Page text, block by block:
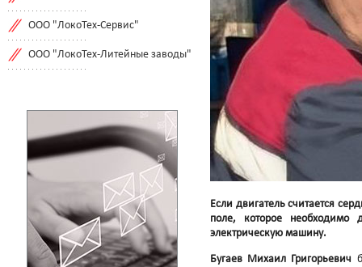
ООО "ЛокоТех-Сервис"
ООО "ЛокоТех-Литейные заводы"
Если двигатель считается
поле, которое необходимо
электрическую машину.
Бугаев Михаил Григорьевич